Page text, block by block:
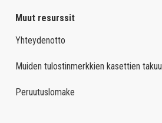
Muut resurssit
Yhteydenotto
Muiden tulostinmerkkien kasettien takuu
Peruutuslomake